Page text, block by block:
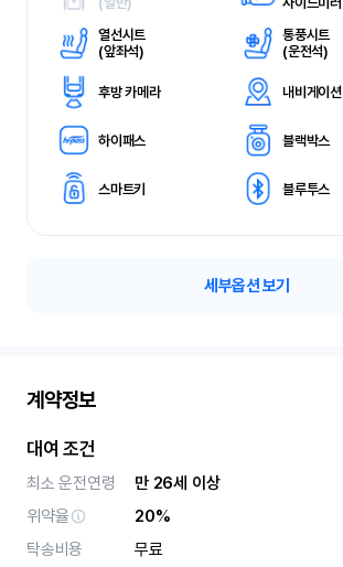
열선시트
(앞좌석)
통풍시트
(운전석)
후방 카메라 내비게이션
하이패스 블랙박스
스마트키 블루투스
세부옵션 보기
계약정보
대여 조건
최소 운전연령
만 26세 이상
위약율
20%
탁송비용
무료